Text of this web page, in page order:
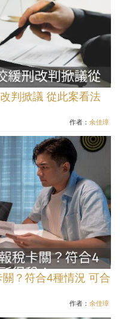
判掀議 從此案看法
作者： 余佳璋
？符合4種情況 可合
作者： 余佳璋